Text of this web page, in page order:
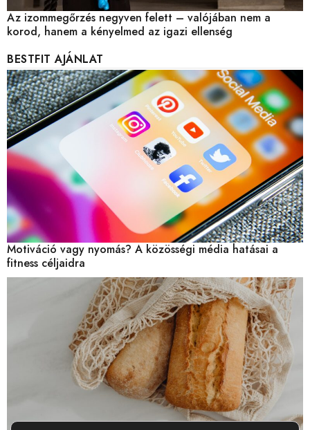
Az izommegőrzés negyven felett – valójában nem a
korod, hanem a kényelmed az igazi ellenség
BESTFIT AJÁNLAT
Motiváció vagy nyomás? A közösségi média hatásai a
fitness céljaidra